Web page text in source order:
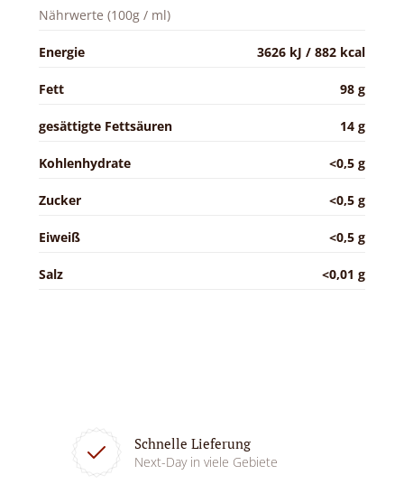
Nährwerte (100g / ml)
Energie 3626 kJ / 882 kcal
Fett 98 g
gesättigte Fettsäuren 14 g
Kohlenhydrate <0,5 g
Zucker <0,5 g
Eiweiß <0,5 g
Salz <0,01 g
Schnelle Lieferung
Next-Day in viele Gebiete